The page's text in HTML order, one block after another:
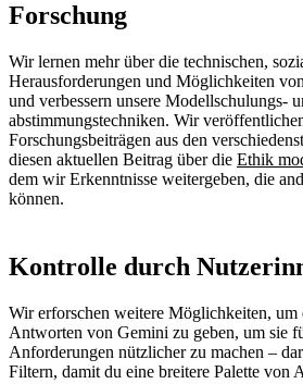
Forschung
Wir lernen mehr über die technischen,
Herausforderungen und Möglichkeiten
und verbessern unsere Modellschulungs-
abstimmungstechniken. Wir
Forschungsbeiträgen aus den
diesen aktuellen Beitrag über die Ethik
dem wir Erkenntnisse weitergeben, die
können.
Kontrolle durch
Wir erforschen weitere Möglichkeiten,
Antworten von Gemini zu geben, um sie
Anforderungen nützlicher zu machen –
Filtern, damit du eine breitere Palette von